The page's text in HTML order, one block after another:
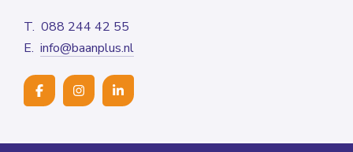
T. 088 244 42 55
E. info@baanplus.nl